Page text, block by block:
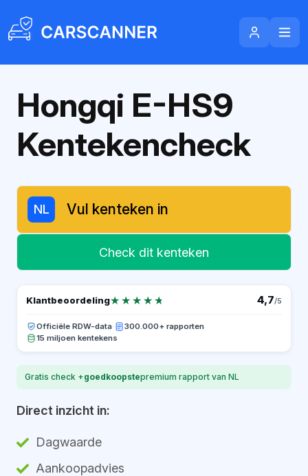
Hongqi E-HS9
Kentekencheck
NL
Check dit kenteken
Klantbeoordeling★★★★★
★★★★★ 4,7/5
Officiële RDW-data·
300.000+ rapporten
15 miljoen kentekens
Gratis check +goedkoopstepremium rapport van NL
Direct inzicht in:
Dagwaarde
Aankoopadvies